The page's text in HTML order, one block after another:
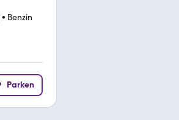
• Benzin
Parken